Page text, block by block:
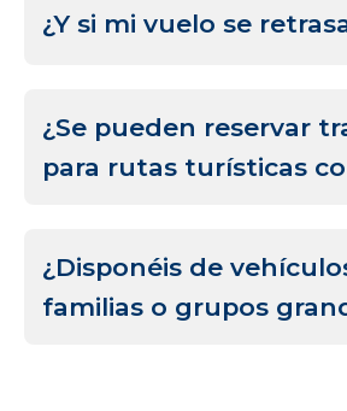
¿Y si mi vuelo se
sin coste extra.
¿Se pueden reservar
para rutas turísticas
naturaleza o experiencias
¿Disponéis de
familias o grupos